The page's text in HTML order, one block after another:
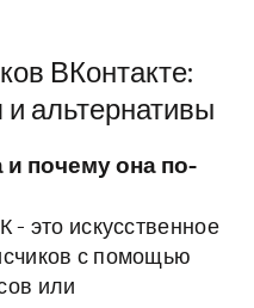
ВКонтакте:
и альтернативы
и почему она по-
- это искусственное
с помощью
или